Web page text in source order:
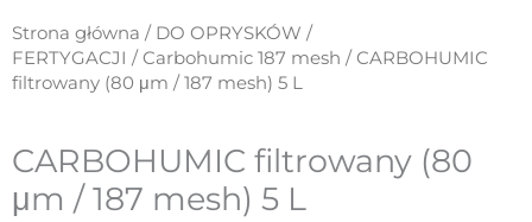
Strona główna / DO OPRYSKÓW /
FERTYGACJI /Carbohumic 187 mesh / CARBOHUMIC
filtrowany (80 μm / 187 mesh) 5 L
CARBOHUMIC filtrowany (80
μm / 187 mesh) 5 L